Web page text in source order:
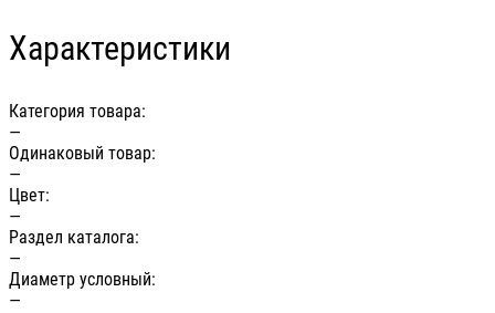
Характеристики
Категория товара:
—
Одинаковый товар:
—
Цвет:
—
Раздел каталога:
—
Диаметр условный:
—